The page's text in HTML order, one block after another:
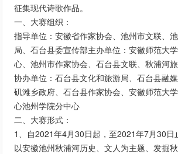
征集现代诗歌作品。
一、大赛组织：
指导单位：安徽省作家协会、池州市文联、
局、石台县委宣传部主办单位：安徽师范大
心、池州市作家协会、石台县文联、秋浦河
协办单位：石台县文化和旅游局、石台县融
矶滩乡政府、石台县作家协会、安徽师范大
心池州学院分中心
二、大赛形式：
1、自2021年4月30日起，至2021年7月30日
以安徽池州秋浦河历史、文人为主题、发掘